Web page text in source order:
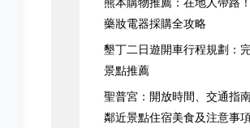
藥妝電器採購全攻略
墾丁二日遊開車行程規劃：
景點推薦
聖普宮：開放時間、交通指
鄰近景點住宿美食及注意事